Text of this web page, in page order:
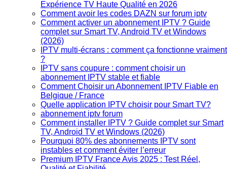
Expérience TV Haute Qualité en 2026
Comment avoir les codes DAZN sur forum iptv
Comment activer un abonnement IPTV ? Guide
complet sur Smart TV, Android TV et Windows
(2026)
IPTV multi-écrans : comment ça fonctionne vraiment
?
IPTV sans coupure : comment choisir un
abonnement IPTV stable et fiable
Comment Choisir un Abonnement IPTV Fiable en
Belgique / France
Quelle application IPTV choisir pour Smart TV?
abonnement iptv forum
Comment installer IPTV ? Guide complet sur Smart
TV, Android TV et Windows (2026)
Pourquoi 80% des abonnements IPTV sont
instables et comment éviter l’erreur
Premium IPTV France Avis 2025 : Test Réel,